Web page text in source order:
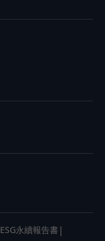
ESG永續報告書 |